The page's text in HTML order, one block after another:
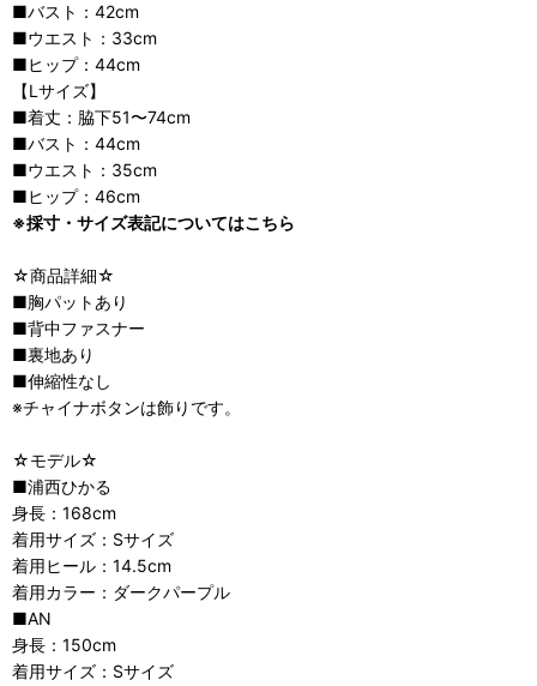
■バスト：42cm
■ウエスト：33cm
■ヒップ：44cm
【Lサイズ】
■着丈：脇下51〜74cm
■バスト：44cm
■ウエスト：35cm
■ヒップ：46cm
※採寸・サイズ表記についてはこちら
☆商品詳細☆
■胸パットあり
■背中ファスナー
■裏地あり
■伸縮性なし
※チャイナボタンは飾りです。
☆モデル☆
■浦西ひかる
身長：168cm
着用サイズ：Sサイズ
着用ヒール：14.5cm
着用カラー：ダークパープル
■AN
身長：150cm
着用サイズ：Sサイズ